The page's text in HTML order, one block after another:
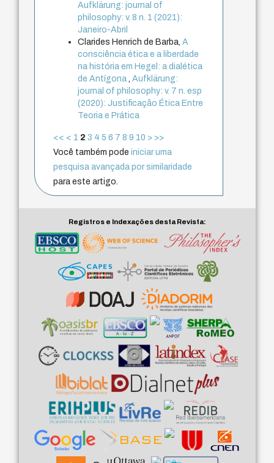
Aufklärung: journal of
philosophy: v. 8 n. 1 (2021):
Janeiro-Abril
Clarides Henrich de Barba,A
consciência ética e a liberdade
na história em Hegel: a dialética
de Antígona,Aufklärung:
journal of philosophy: v. 7 n. esp
(2020): Justificação Ética Entre
Teoria e Prática
<< < 1 2 3 4 5 6 7 8 9 10 > >>
Você também podeiniciar uma
pesquisa avançada por similaridade
para este artigo.
Registros e Indexações desta Revista: